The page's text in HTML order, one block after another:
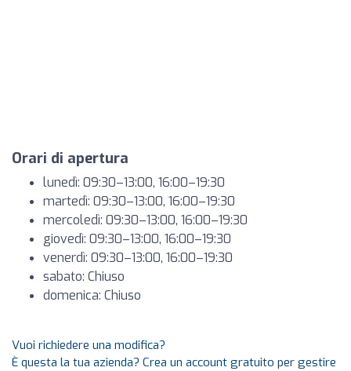
Orari di apertura
lunedì: 09:30–13:00, 16:00–19:30
martedì: 09:30–13:00, 16:00–19:30
mercoledì: 09:30–13:00, 16:00–19:30
giovedì: 09:30–13:00, 16:00–19:30
venerdì: 09:30–13:00, 16:00–19:30
sabato: Chiuso
domenica: Chiuso
Vuoi richiedere una modifica?
È questa la tua azienda? Crea un account gratuito per gestire